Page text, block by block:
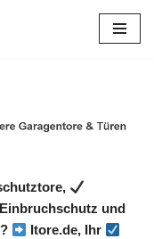
Einbruchschutz und
Itore.de, Ihr